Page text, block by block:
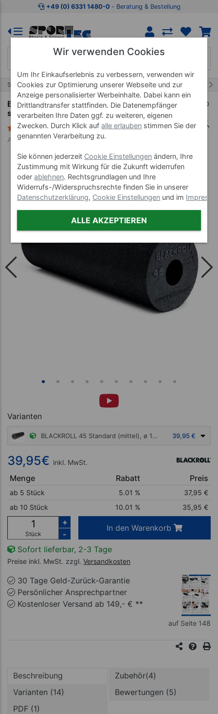
Zum Kaufbereich springen Zur Produktbeschreibung
+49 (0) 6331 1480-0 ‐ Beratung & Bestellung
Start Marken BLACKROLL
BLACKROLL 45 Standard (mittel), ø 15x45 cm,
schwarz
5 Bewertungen
Art-Nr. 03226
Varianten
BLACKROLL 45 Standard (mittel), ø 15x45 cm, schwarz 39,95 €
39,95€ inkl. MwSt.
Menge Rabatt Preis
ab 5 Stück 5.01 % 37,95€
ab 10 Stück
10.01 % 35,95€
Stück
+
-
In den Warenkorb
Sofort lieferbar, 2-3 Tage
Preise inkl. MwSt. zzgl. Versandkosten
30 Tage Geld-Zurück-Garantie
Persönlicher Ansprechpartner
Kostenloser Versand ab 149,- € **
auf Seite 148
Beschreibung
Zubehör(4)
Varianten (14)
Bewertungen (5)
PDF (1)
Wir verwenden Cookies
Um Ihr Einkaufserlebnis zu verbessern, verwenden wir
Cookies zur Optimierung unserer Webseite und zur
Anzeige personalisierter Werbeinhalte. Dabei kann ein
Drittlandtransfer stattfinden. Die Datenempfänger
verarbeiten Ihre Daten ggf. zu weiteren, eigenen
Zwecken. Durch Klick aufalle erlauben stimmen Sie der
genannten Verarbeitung zu.
Sie können jederzeit Cookie Einstellungen ändern, Ihre
Zustimmung mit Wirkung für die Zukunft widerrufen
oderablehnen. Rechtsgrundlagen und Ihre
Widerrufs-/Widerspruchsrechte finden Sie in unserer
Datenschutzerklärung, Cookie Einstellungen und im
ALLE AKZEPTIEREN